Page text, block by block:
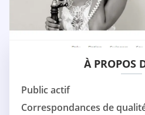
À PROPOS
Public actif
Correspondances de